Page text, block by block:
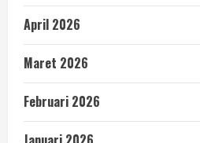
April 2026
Maret 2026
Februari 2026